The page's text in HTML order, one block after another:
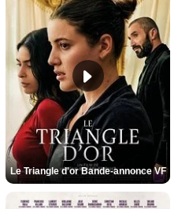
Le Triangle d'or Bande-annonce VF